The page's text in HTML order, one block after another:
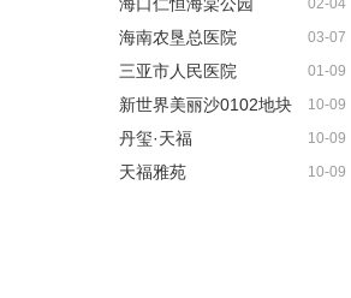
02-04
海南农垦总医院 03-07
三亚市人民医院 01-09
新世界美丽沙0102地块 10-09
丹玺·天福 10-09
天福雅苑 10-09